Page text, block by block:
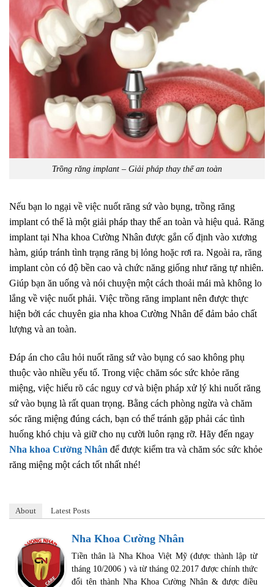
Trồng răng implant – Giải pháp thay thế an toàn
Nếu bạn lo ngại về việc nuốt răng sứ vào bụng, trồng răng
implant có thể là một giải pháp thay thế an toàn và hiệu quả. Răng
implant tại Nha khoa Cường Nhân được gắn cố định vào xương
hàm, giúp tránh tình trạng răng bị lỏng hoặc rơi ra. Ngoài ra, răng
implant còn có độ bền cao và chức năng giống như răng tự nhiên.
Giúp bạn ăn uống và nói chuyện một cách thoải mái mà không lo
lắng về việc nuốt phải. Việc trồng răng implant nên được thực
hiện bởi các chuyên gia nha khoa Cường Nhân để đảm bảo chất
lượng và an toàn.
Đáp án cho câu hỏi nuốt răng sứ vào bụng có sao không phụ
thuộc vào nhiều yếu tố. Trong việc chăm sóc sức khỏe răng
miệng, việc hiểu rõ các nguy cơ và biện pháp xử lý khi nuốt răng
sứ vào bụng là rất quan trọng. Bằng cách phòng ngừa và chăm
sóc răng miệng đúng cách, bạn có thể tránh gặp phải các tình
huống khó chịu và giữ cho nụ cười luôn rạng rỡ. Hãy đến ngay
Nha khoa Cường Nhân để được kiểm tra và chăm sóc sức khỏe
răng miệng một cách tốt nhất nhé!
About Latest Posts
Nha Khoa Cường Nhân
Tiền thân là Nha Khoa Việt Mỹ (được thành lập từ
tháng 10/2006 ) và từ tháng 02.2017 được chính thức
đổi tên thành Nha Khoa Cường Nhân & được điều